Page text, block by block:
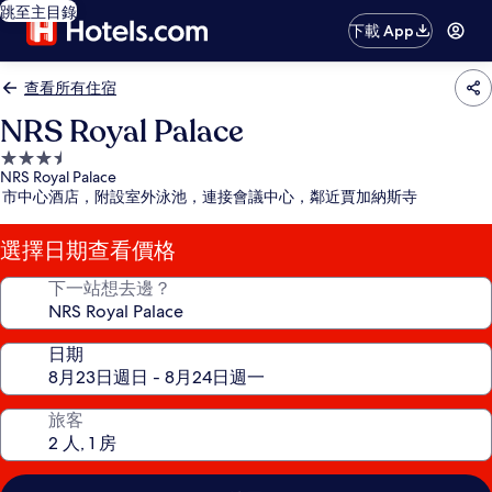
跳至主目錄
下載 App
查看所有住宿
NRS Royal Palace
3.5
星
級
住
宿
NRS Royal Palace
市中心酒店，附設室外泳池，連接會議中心，鄰近賈加納斯寺
選擇日期查看價格
下一站想去邊？
日期
旅客